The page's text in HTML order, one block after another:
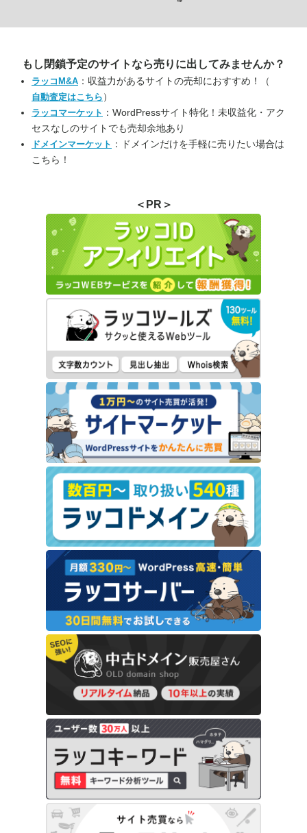
もし閉鎖予定のサイトなら売りに出してみませんか？
ラッコM&A ：収益力があるサイトの売却におすすめ！（
自動査定はこちら ）
ラッコマーケット ：WordPressサイト特化！未収益化・アク
セスなしのサイトでも売却余地あり
ドメインマーケット ：ドメインだけを手軽に売りたい場合は
こちら！
＜PR＞